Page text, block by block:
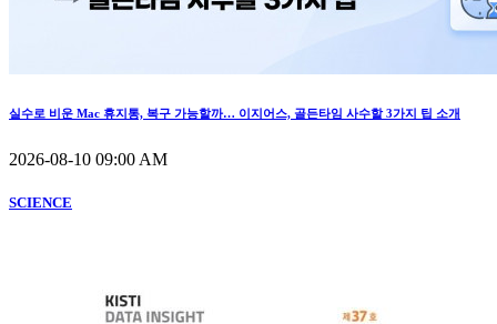
실수로 비운 Mac 휴지통, 복구 가능할까… 이지어스, 골든타임 사수할 3가지 팁 소개
2026-08-10 09:00 AM
SCIENCE